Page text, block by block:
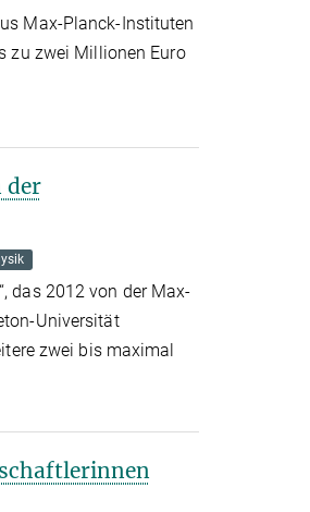
Max-Planck-Instituten
zu zwei Millionen Euro
der
das 2012 von der Max-
Universität
zwei bis maximal